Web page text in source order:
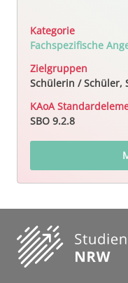
Kategorie
Fachspezifische
Zielgruppen
Schülerin / Schüler,
KAoA
SBO 9.2.8